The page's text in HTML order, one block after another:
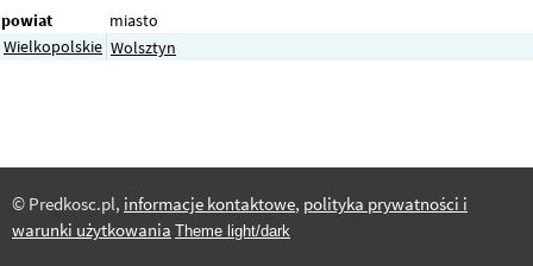
powiat
miasto
Wielkopolskie Wolsztyn
© Predkosc.pl, informacje kontaktowe, polityka prywatności i
warunki użytkowania Theme light/dark